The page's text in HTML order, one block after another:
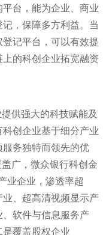
平台，能为企业、商业
，保障多方利益。当
登记平台，可以有效提
上的科创企业拓宽融资
供强大的科技赋能及
科创企业基于细分产业
务独特而领先的优
广，微众银行科创 金
业企业，渗透率超
、超高清视频显示产
软件与信息服务产
覆盖股权企业